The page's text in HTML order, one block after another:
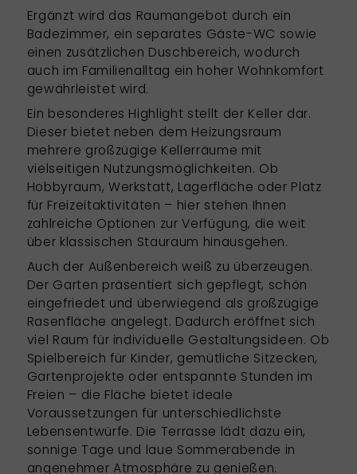
Ergänzt wird das Raumangebot durch ein
Badezimmer, ein separates Gäste-WC sowie
einen zusätzlichen Duschbereich, wodurch
auch im Familienalltag ein hoher Wohnkomfort
gewährleistet wird.
Ein besonderes Highlight stellt der Keller dar.
Dieser bietet neben dem Heizungsraum
mehrere großzügige Kellerräume mit
vielseitigen Nutzungsmöglichkeiten. Ob
Hobbyraum, Werkstatt, Lagerfläche oder Platz
für Freizeitaktivitäten – hier stehen Ihnen
zahlreiche Optionen zur Verfügung, die weit
über klassischen Stauraum hinausgehen.
Auch der Außenbereich weiß zu überzeugen.
Der Garten präsentiert sich gepflegt, schön
eingefriedet und überwiegend als großzügige
Rasenfläche angelegt. Dadurch eröffnet sich
viel Raum für individuelle Gestaltungsideen. Ob
Spielbereich für Kinder, gemütliche Sitzecken,
Gartenprojekte oder entspannte Stunden im
Freien – die Fläche bietet ideale
Voraussetzungen für unterschiedlichste
Lebensentwürfe. Die Terrasse lädt dazu ein,
sonnige Tage und laue Sommerabende in
angenehmer Atmosphäre zu genießen.